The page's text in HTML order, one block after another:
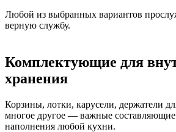
Любой из выбранных вариантов
верную службу.
Комплектующие для
хранения
Корзины, лотки, карусели, держатели
многое другое — важные составляющие
наполнения любой кухни.